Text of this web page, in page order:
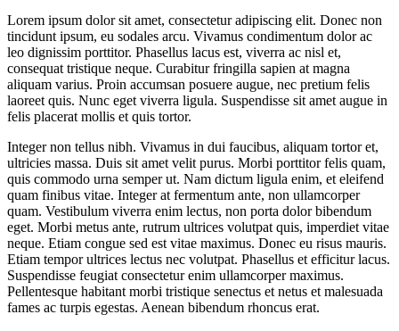
Lorem ipsum dolor sit amet, consectetur adipiscing elit. Donec non
tincidunt ipsum, eu sodales arcu. Vivamus condimentum dolor ac
leo dignissim porttitor. Phasellus lacus est, viverra ac nisl et,
consequat tristique neque. Curabitur fringilla sapien at magna
aliquam varius. Proin accumsan posuere augue, nec pretium felis
laoreet quis. Nunc eget viverra ligula. Suspendisse sit amet augue in
felis placerat mollis et quis tortor.
Integer non tellus nibh. Vivamus in dui faucibus, aliquam tortor et,
ultricies massa. Duis sit amet velit purus. Morbi porttitor felis quam,
quis commodo urna semper ut. Nam dictum ligula enim, et eleifend
quam finibus vitae. Integer at fermentum ante, non ullamcorper
quam. Vestibulum viverra enim lectus, non porta dolor bibendum
eget. Morbi metus ante, rutrum ultrices volutpat quis, imperdiet vitae
neque. Etiam congue sed est vitae maximus. Donec eu risus mauris.
Etiam tempor ultrices lectus nec volutpat. Phasellus et efficitur lacus.
Suspendisse feugiat consectetur enim ullamcorper maximus.
Pellentesque habitant morbi tristique senectus et netus et malesuada
fames ac turpis egestas. Aenean bibendum rhoncus erat.